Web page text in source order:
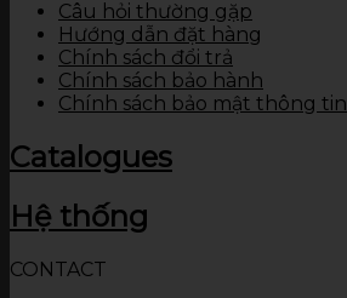
Câu hỏi thường gặp
Hướng dẫn đặt hàng
Chính sách đổi trả
Chính sách bảo hành
Chính sách bảo mật thông tin
Catalogues
Hệ thống
CONTACT